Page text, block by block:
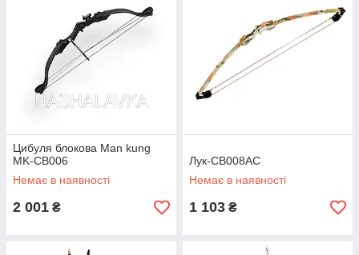
Цибуля блокова Man kung
MK-CB006
Немає в наявності
2 001 ₴
Лук-CB008AC
Немає в наявності
1 103 ₴